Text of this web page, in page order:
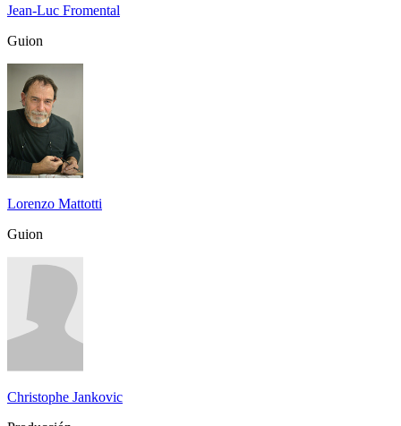
Jean-Luc Fromental
Guion
Lorenzo Mattotti
Guion
Christophe Jankovic